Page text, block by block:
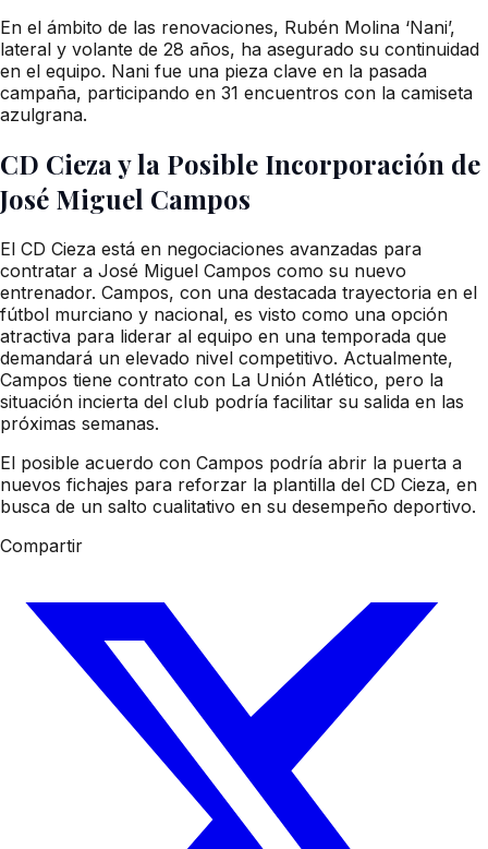
En el ámbito de las renovaciones, Rubén Molina ‘Nani’,
lateral y volante de 28 años, ha asegurado su continuidad
en el equipo. Nani fue una pieza clave en la pasada
campaña, participando en 31 encuentros con la camiseta
azulgrana.
CD Cieza y la Posible Incorporación de
José Miguel Campos
El CD Cieza está en negociaciones avanzadas para
contratar a José Miguel Campos como su nuevo
entrenador. Campos, con una destacada trayectoria en el
fútbol murciano y nacional, es visto como una opción
atractiva para liderar al equipo en una temporada que
demandará un elevado nivel competitivo. Actualmente,
Campos tiene contrato con La Unión Atlético, pero la
situación incierta del club podría facilitar su salida en las
próximas semanas.
El posible acuerdo con Campos podría abrir la puerta a
nuevos fichajes para reforzar la plantilla del CD Cieza, en
busca de un salto cualitativo en su desempeño deportivo.
Compartir